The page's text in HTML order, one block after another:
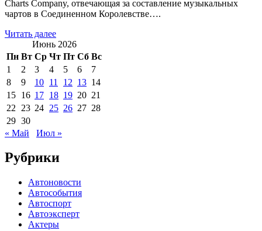
Charts Company, отвечающая за составление музыкальных
чартов в Соединенном Королевстве….
Читать далее
Июнь 2026
Пн Вт Ср Чт Пт Сб Вс
1
2 3 4 5 6
7
8
9 10 11 12 13 14
15 16 17 18 19 20 21
22
23 24 25 26 27 28
29 30
« Май
Июл »
Рубрики
Автоновости
Автособытия
Автоспорт
Автоэксперт
Актеры